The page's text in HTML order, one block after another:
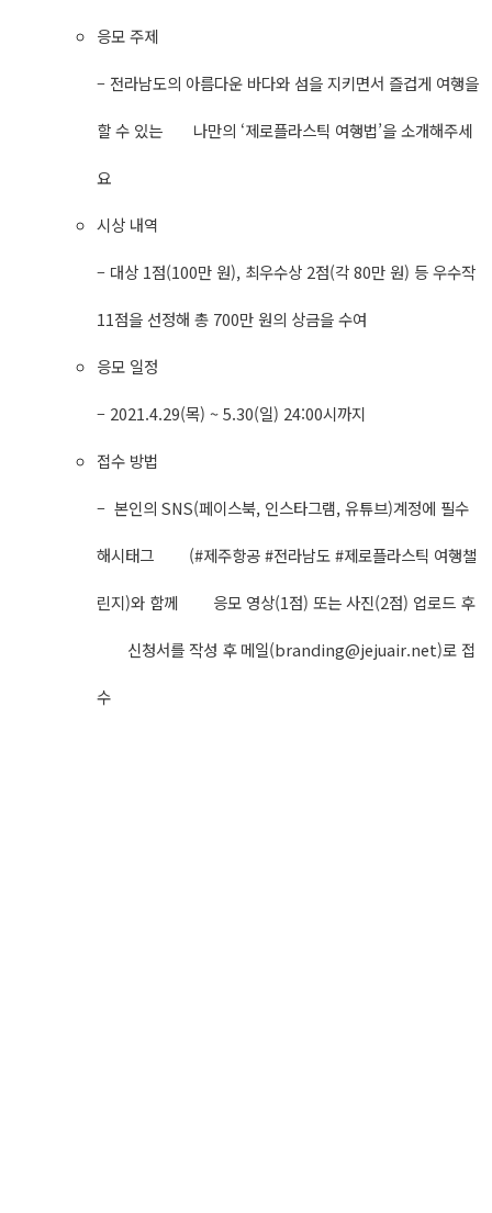
응모 주제
– 전라남도의 아름다운 바다와 섬을 지키면서 즐겁게 여행을
할 수 있는 나만의 ‘제로플라스틱 여행법’을 소개해주세
요
시상 내역
– 대상 1점(100만 원), 최우수상 2점(각 80만 원) 등 우수작
11점을 선정해 총 700만 원의 상금을 수여
응모 일정
– 2021.4.29(목) ~ 5.30(일) 24:00시까지
접수 방법
– 본인의 SNS(페이스북, 인스타그램, 유튜브)계정에 필수
해시태그 (#제주항공 #전라남도 #제로플라스틱 여행챌
린지)와 함께 응모 영상(1점) 또는 사진(2점) 업로드 후
신청서를 작성 후 메일(branding@jejuair.net)로 접
수​